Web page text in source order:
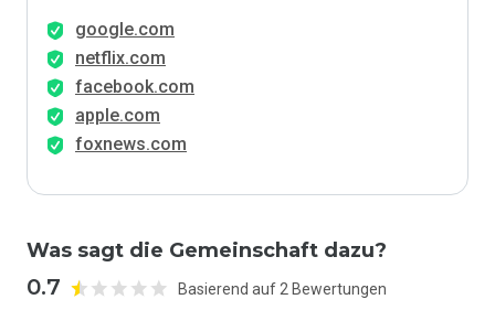
google.com
netflix.com
facebook.com
apple.com
foxnews.com
Was sagt die Gemeinschaft dazu?
0.7 Basierend auf 2 Bewertungen